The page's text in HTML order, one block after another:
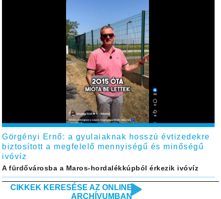
Görgényi Ernő: a gyulaiaknak hosszú évtizedekre
biztosított a megfelelő mennyiségű és minőségű
ivóvíz
A fürdővárosba a Maros-hordalékkúpból érkezik ivóvíz
CIKKEK KERESÉSE AZ ONLINE
ARCHÍVUMBAN